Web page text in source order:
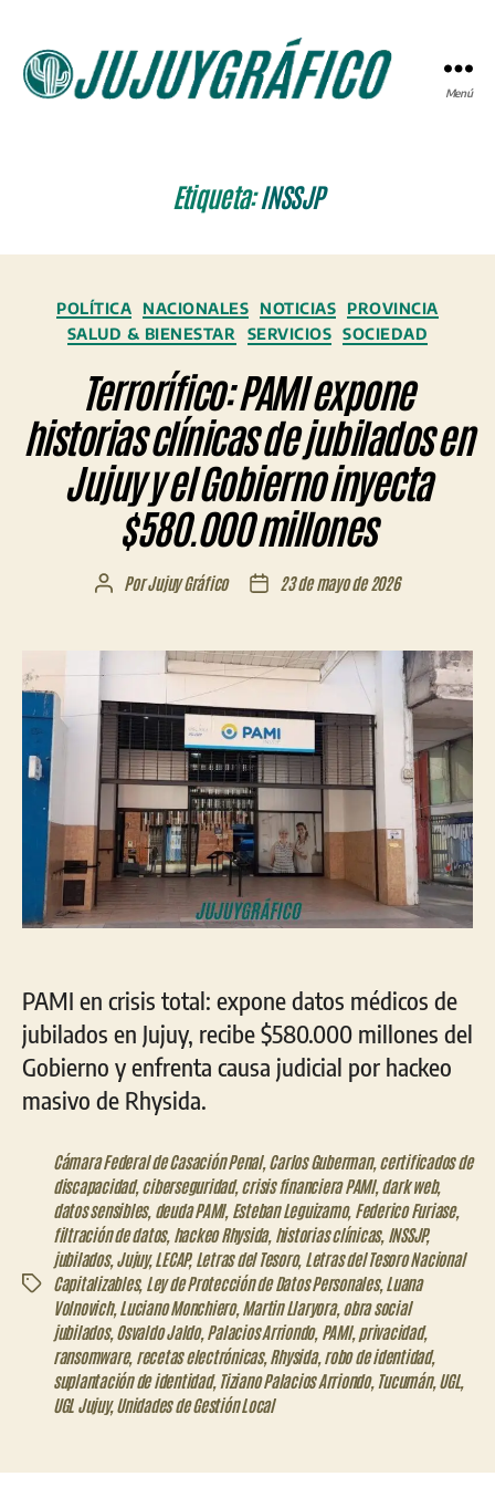
Menú
Etiqueta:INSSJP
Categorías
POLÍTICA NACIONALES NOTICIAS
PROVINCIA
SALUD & BIENESTAR
SERVICIOS SOCIEDAD
Terrorífico: PAMI expone
historias clínicas de jubilados en
Jujuy y el Gobierno inyecta
$580.000 millones
Autor
entrada
PorJujuy Gráfico
Fecha
entrada
23 de mayo de 2026
PAMI en crisis total: expone datos médicos de
jubilados en Jujuy, recibe $580.000 millones del
Gobierno y enfrenta causa judicial por hackeo
masivo de Rhysida.
Etiquetas
Cámara Federal de Casación Penal, Carlos Guberman, certificados de
discapacidad, ciberseguridad, crisis financiera PAMI, dark web,
datos sensibles, deuda PAMI, Esteban Leguizamo, Federico Furiase,
filtración de datos, hackeo Rhysida, historias clínicas, INSSJP,
jubilados, Jujuy,LECAP, Letras del Tesoro, Letras del Tesoro Nacional
Capitalizables, Ley de Protección de Datos Personales, Luana
Volnovich, Luciano Monchiero, Martin Llaryora, obra social
jubilados, Osvaldo Jaldo, Palacios Arriondo, PAMI, privacidad,
ransomware, recetas electrónicas, Rhysida, robo de identidad,
suplantación de identidad, Tiziano Palacios Arriondo, Tucumán, UGL,
UGL Jujuy,Unidades de Gestión Local